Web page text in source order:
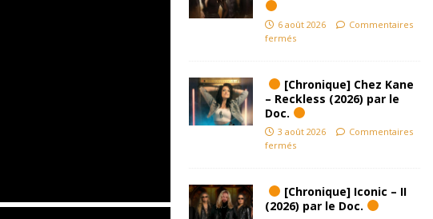
6 août 2026
Commentaires
fermés
[Chronique] Chez Kane
– Reckless (2026) par le
Doc.
3 août 2026
Commentaires
fermés
[Chronique] Iconic – II
(2026) par le Doc.